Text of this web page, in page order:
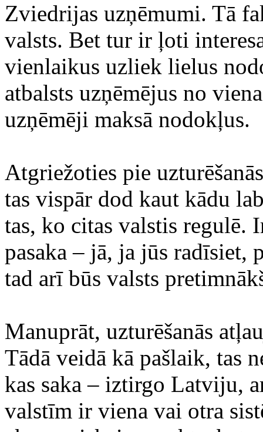
Zviedrijas uzņēmumi. Tā
valsts. Bet tur ir ļoti
vienlaikus uzliek lielus
atbalsts uzņēmējus no
uzņēmēji maksā nodokļus.
Atgriežoties pie
tas vispār dod kaut kādu
tas, ko citas valstis regulē.
pasaka – jā, ja jūs radīsiet,
tad arī būs valsts
Manuprāt, uzturēšanās
Tādā veidā kā pašlaik, tas
kas saka – iztirgo Latviju,
valstīm ir viena vai otra